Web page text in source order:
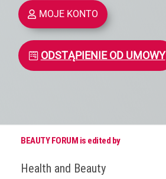
MOJE KONTO
ODSTĄPIENIE OD UMOWY
BEAUTY FORUM is edited by
Health and Beauty